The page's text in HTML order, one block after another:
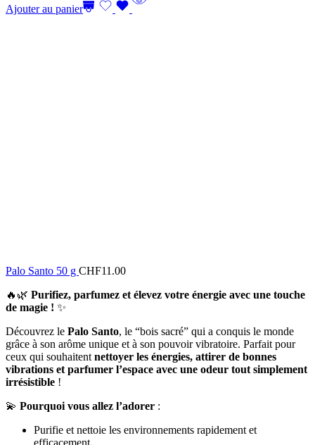
Ajouter au panier
Palo Santo 50 g CHF11.00
🔥🌿 Purifiez, parfumez et élevez votre énergie avec une touche
de magie ! ✨
Découvrez le Palo Santo, le “bois sacré” qui a conquis le monde
grâce à son arôme unique et à son pouvoir vibratoire. Parfait pour
ceux qui souhaitent nettoyer les énergies, attirer de bonnes
vibrations et parfumer l’espace avec une odeur tout simplement
irrésistible !
💫 Pourquoi vous allez l’adorer :
Purifie et nettoie les environnements rapidement et
efficacement.